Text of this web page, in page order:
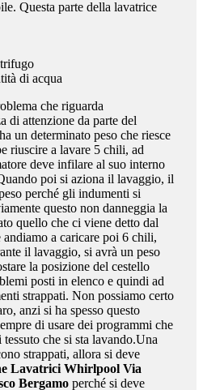
Questa parte della lavatrice
di acqua
che riguarda
di attenzione da parte del
un determinato peso che riesce
riuscire a lavare 5 chili, ad
deve infilare al suo interno
poi si aziona il lavaggio, il
perché gli indumenti si
questo non danneggia la
quello che ci viene detto dal
andiamo a caricare poi 6 chili,
il lavaggio, si avrà un peso
la posizione del cestello
posti in elenco e quindi ad
strappati. Non possiamo certo
anzi si ha spesso questo
di usare dei programmi che
che si sta lavando.Una
strappati, allora si deve
Lavatrici Whirlpool Via
Bergamoperché si deve